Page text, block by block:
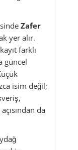
Zafer
yer alır.
farklı
güncel
isim değil;
da